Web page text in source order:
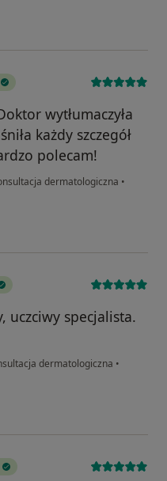
wytłumaczyła
każdy szczegół
polecam!
dermatologiczna •
uczciwy specjalista.
dermatologiczna •